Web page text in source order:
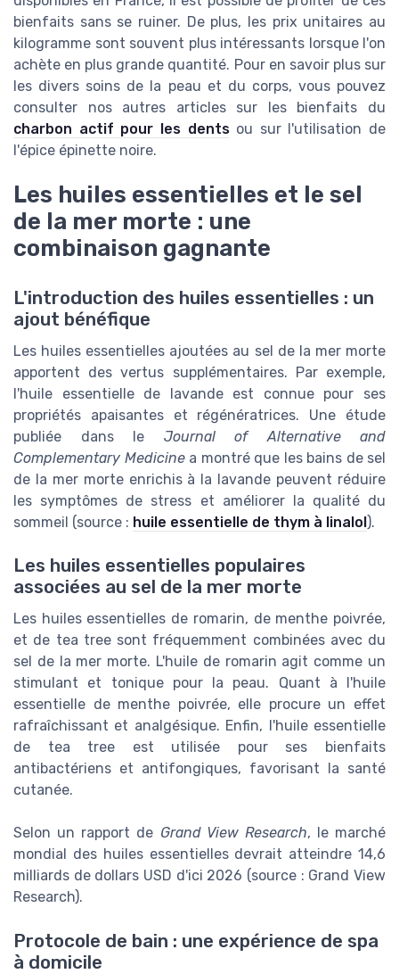
bienfaits sans se ruiner. De plus, les prix unitaires au
kilogramme sont souvent plus intéressants lorsque l'on
achète en plus grande quantité. Pour en savoir plus sur
les divers soins de la peau et du corps, vous pouvez
consulter nos autres articles sur les bienfaits du
charbon actif pour les dentsou sur l'utilisation de
l'épice épinette noire.
Les huiles essentielles et le sel
de la mer morte : une
combinaison gagnante
L'introduction des huiles essentielles : un
ajout bénéfique
Les huiles essentielles ajoutées au sel de la mer morte
apportent des vertus supplémentaires. Par exemple,
l'huile essentielle de lavande est connue pour ses
propriétés apaisantes et régénératrices. Une étude
publiée dans le Journal of Alternative and
Complementary Medicinea montré que les bains de sel
de la mer morte enrichis à la lavande peuvent réduire
les symptômes de stress et améliorer la qualité du
sommeil (source : huile essentielle de thym à linalol).
Les huiles essentielles populaires
associées au sel de la mer morte
Les huiles essentielles de romarin, de menthe poivrée,
et de tea tree sont fréquemment combinées avec du
sel de la mer morte. L'huile de romarin agit comme un
stimulant et tonique pour la peau. Quant à l'huile
essentielle de menthe poivrée, elle procure un effet
rafraîchissant et analgésique. Enfin, l'huile essentielle
de tea tree est utilisée pour ses bienfaits
antibactériens et antifongiques, favorisant la santé
cutanée.
Selon un rapport de Grand View Research, le marché
mondial des huiles essentielles devrait atteindre 14,6
milliards de dollars USD d'ici 2026 (source : Grand View
Research).
Protocole de bain : une expérience de spa
à domicile